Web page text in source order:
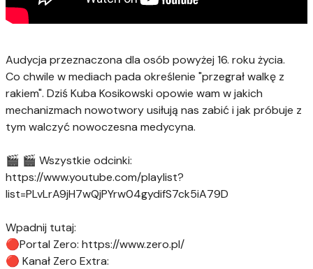
Audycja przeznaczona dla osób powyżej 16. roku życia.
Co chwile w mediach pada określenie "przegrał walkę z
rakiem". Dziś Kuba Kosikowski opowie wam w jakich
mechanizmach nowotwory usiłują nas zabić i jak próbuje z
tym walczyć nowoczesna medycyna.
🎬 🎬 Wszystkie odcinki:
https://www.youtube.com/playlist?
list=PLvLrA9jH7wQjPYrw04gydifS7ck5iA79D
Wpadnij tutaj:
🔴Portal Zero: https://www.zero.pl/
🔴 Kanał Zero Extra: